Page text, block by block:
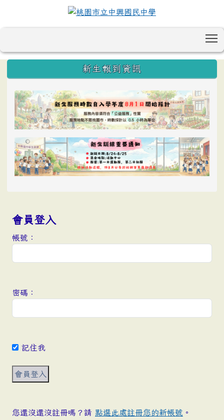
:::
新生報到資訊
會員登入
帳號：
密碼：
記住我
您還沒還沒註冊嗎？請 點選此處註冊您的新帳號 。